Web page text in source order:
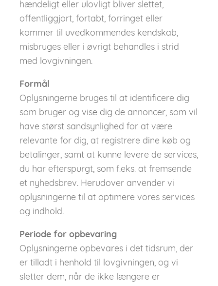
hændeligt eller ulovligt bliver slettet,
offentliggjort, fortabt, forringet eller
kommer til uvedkommendes kendskab,
misbruges eller i øvrigt behandles i strid
med lovgivningen.
Formål
Oplysningerne bruges til at identificere dig
som bruger og vise dig de annoncer, som vil
have størst sandsynlighed for at være
relevante for dig, at registrere dine køb og
betalinger, samt at kunne levere de services,
du har efterspurgt, som f.eks. at fremsende
et nyhedsbrev. Herudover anvender vi
oplysningerne til at optimere vores services
og indhold.
Periode for opbevaring
Oplysningerne opbevares i det tidsrum, der
er tilladt i henhold til lovgivningen, og vi
sletter dem, når de ikke længere er